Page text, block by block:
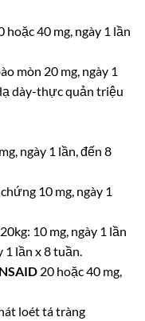
40 mg, ngày 1 lần
mòn 20 mg, ngày 1
dày-thực quản triệu
ngày 1 lần, đến 8
10 mg, ngày 1
10 mg, ngày 1 lần
1 lần x 8 tuần.
20 hoặc 40 mg,
loét tá tràng